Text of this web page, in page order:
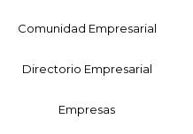
Comunidad Empresarial
Directorio Empresarial
Empresas